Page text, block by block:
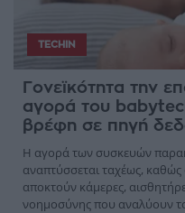
TECHIN
Γονεϊκότητα την
αγορά του
βρέφη σε πηγή
Η αγορά των συσκευών
αναπτύσσεται ταχέως, καθώς
αποκτούν κάμερες,
νοημοσύνης που αναλύουν